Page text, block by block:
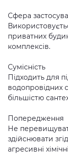
Сфера
приватних
комплексів.
Сумісність
Підходить для
водопровідних
більшістю
Попередження
Не
здійснювати
агресивні